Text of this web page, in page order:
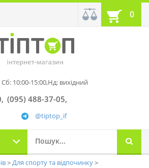
0
Сб: 10:00-15:00,Нд: вихідний
(095) 488-37-05
@tiptop_if
Для спорту та відпочинку